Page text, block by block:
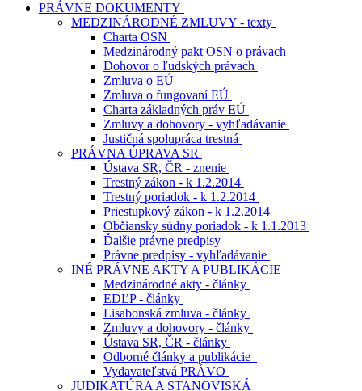
PRÁVNE DOKUMENTY
MEDZINÁRODNÉ ZMLUVY - texty
Charta OSN
Medzinárodný pakt OSN o právach
Dohovor o ľudských právach
Zmluva o EÚ
Zmluva o fungovaní EÚ
Charta základných práv EÚ
Zmluvy a dohovory - vyhľadávanie
Justičná spolupráca trestná
PRÁVNA ÚPRAVA SR
Ústava SR, ČR - znenie
Trestný zákon - k 1.2.2014
Trestný poriadok - k 1.2.2014
Priestupkový zákon - k 1.2.2014
Občiansky súdny poriadok - k 1.1.2013
Ďalšie právne predpisy
Právne predpisy - vyhľadávanie
INÉ PRÁVNE AKTY A PUBLIKÁCIE
Medzinárodné akty - články
EDĽP - články
Lisabonská zmluva - články
Zmluvy a dohovory - články
Ústava SR, ČR - články
Odborné články a publikácie
Vydavateľstvá PRÁVO
JUDIKATÚRA A STANOVISKÁ